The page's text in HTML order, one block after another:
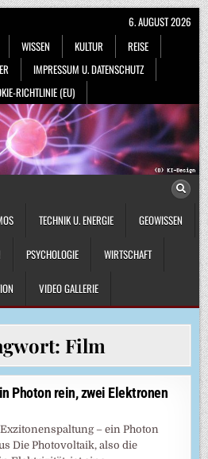
WISSEN KULTUR
REISE
IMPRESSUM U. DATENSCHUTZ
RICHTLINIE (EU)
6. AUGUST 2026
TECHNIK U. ENERGIE GEOWISSEN
PSYCHOLOGIE WIRTSCHAFT
VIDEO GALLERIE
Film
Photon rein, zwei Elektronen
– ein Photon
Die Photovoltaik, also die